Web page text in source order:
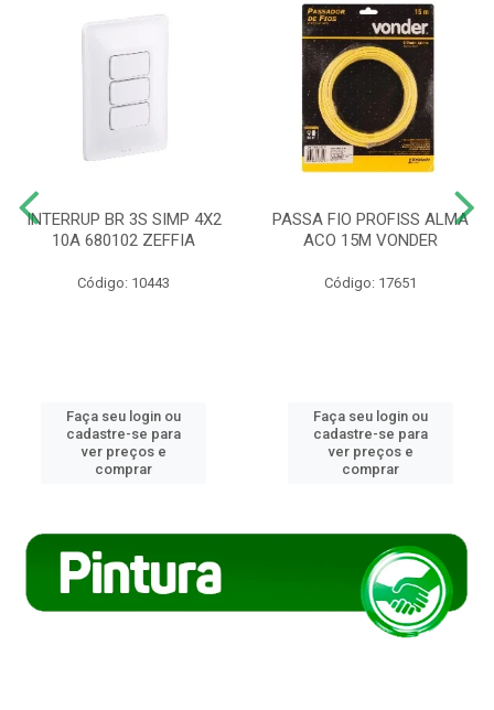
INTERRUP BR 3S SIMP 4X2
10A 680102 ZEFFIA
Código: 10443
Faça seu login ou
cadastre-se para
ver preços e
comprar
PASSA FIO PROFISS ALMA
ACO 15M VONDER
Código: 17651
Faça seu login ou
cadastre-se para
ver preços e
comprar